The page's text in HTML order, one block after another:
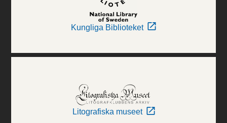
Kungliga Biblioteket
Litografiska museet